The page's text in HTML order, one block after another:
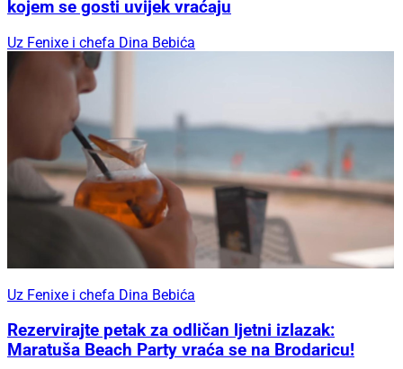
kojem se gosti uvijek vraćaju
Uz Fenixe i chefa Dina Bebića
Uz Fenixe i chefa Dina Bebića
Rezervirajte petak za odličan ljetni izlazak:
Maratuša Beach Party vraća se na Brodaricu!